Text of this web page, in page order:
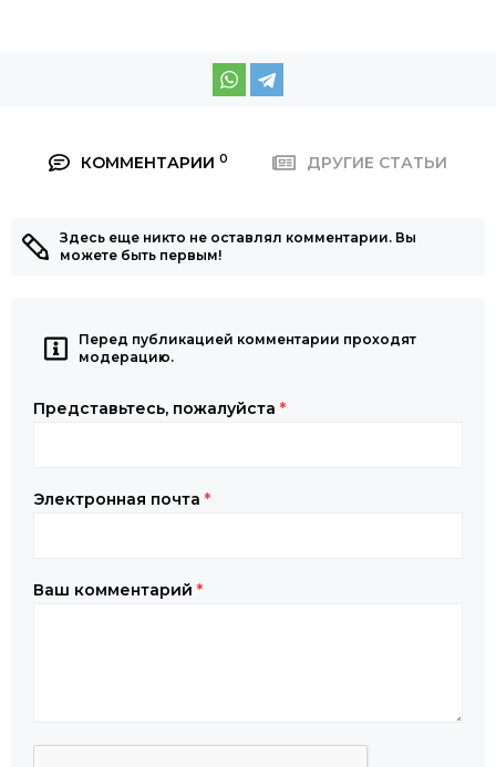
КОММЕНТАРИИ 0 ДРУГИЕ СТАТЬИ
Здесь еще никто не оставлял комментарии. Вы
можете быть первым!
Перед публикацией комментарии проходят
модерацию.
Представьтесь, пожалуйста *
Электронная почта *
Ваш комментарий *